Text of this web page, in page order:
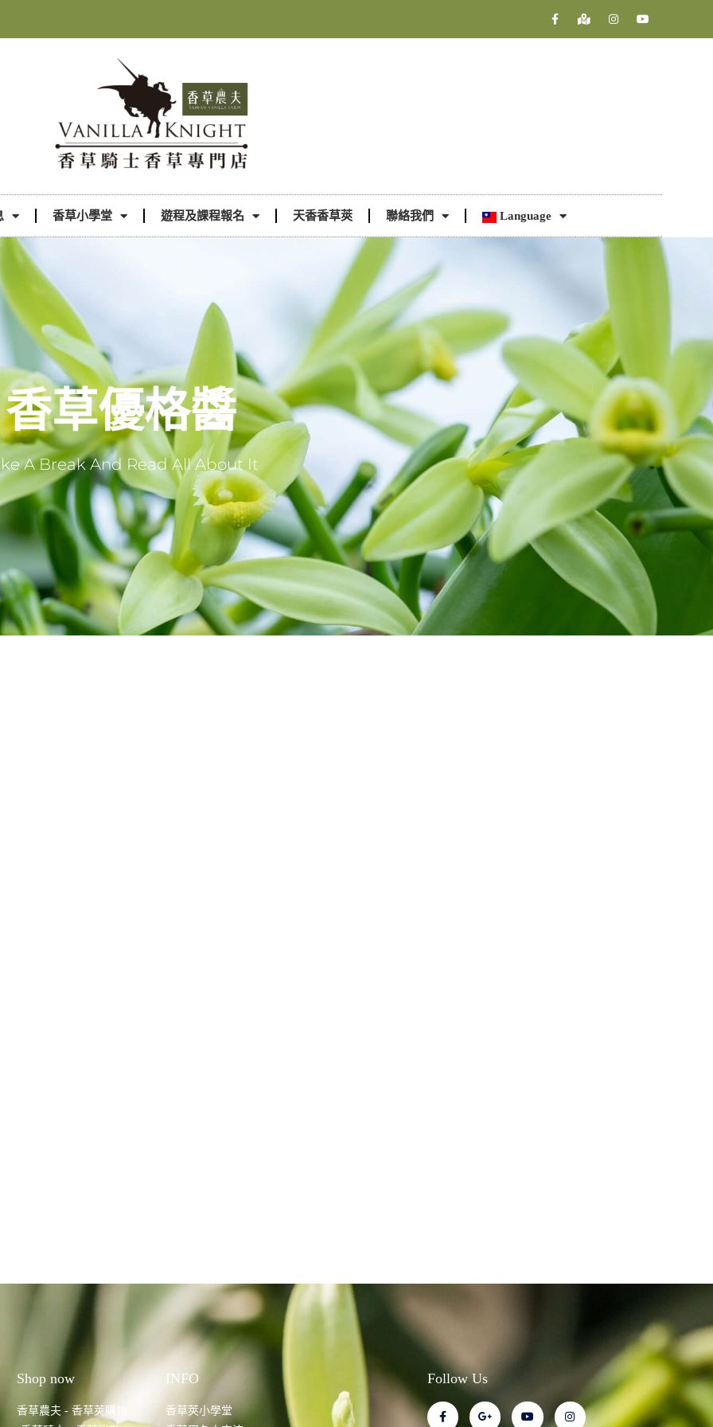
香草小學堂 遊程及課程報名 天香香草莢 聯絡我們 Language
香草優格醬
A Break And Read All About It
Shop now
香草農夫 - 香草莢購物
INFO
香草莢小學堂
Follow Us